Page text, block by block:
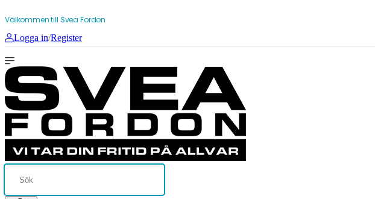
Välkommen till Svea Fordon
Logga in/Register